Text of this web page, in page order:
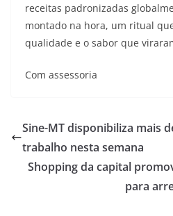
receitas padronizadas
montado na hora, um ritual
qualidade e o sabor que
Com assessoria
Sine-MT disponibiliza mais
trabalho nesta semana
Shopping da capital
para